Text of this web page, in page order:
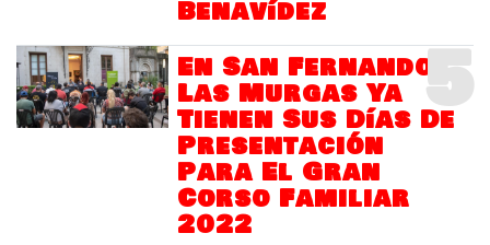
Benavídez
5
En San Fernando
Las Murgas Ya
Tienen Sus Días De
Presentación
Para El Gran
Corso Familiar
2022